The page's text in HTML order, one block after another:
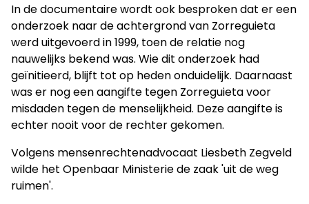
In de documentaire wordt ook besproken dat er een
onderzoek naar de achtergrond van Zorreguieta
werd uitgevoerd in 1999, toen de relatie nog
nauwelijks bekend was. Wie dit onderzoek had
geïnitieerd, blijft tot op heden onduidelijk. Daarnaast
was er nog een aangifte tegen Zorreguieta voor
misdaden tegen de menselijkheid. Deze aangifte is
echter nooit voor de rechter gekomen.
Volgens mensenrechtenadvocaat Liesbeth Zegveld
wilde het Openbaar Ministerie de zaak 'uit de weg
ruimen'.